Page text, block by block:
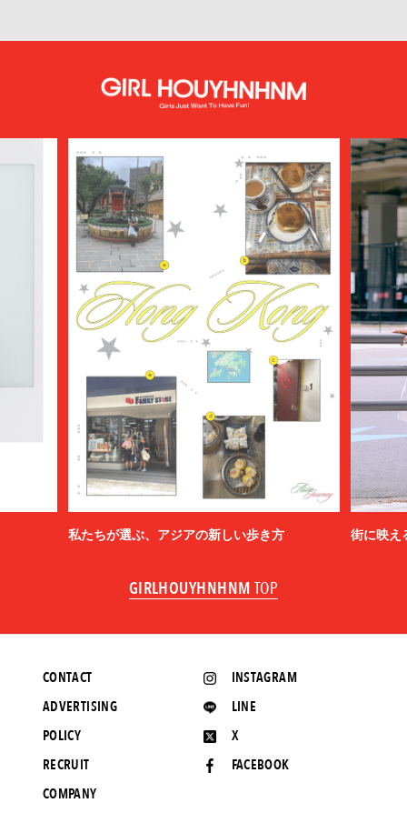
私たちが選ぶ、アジアの新しい歩き方 街に映え
GIRLHOUYHNHNM TOP
INSTAGRAM
LINE
X
FACEBOOK
CONTACT
ADVERTISING
POLICY
RECRUIT
COMPANY